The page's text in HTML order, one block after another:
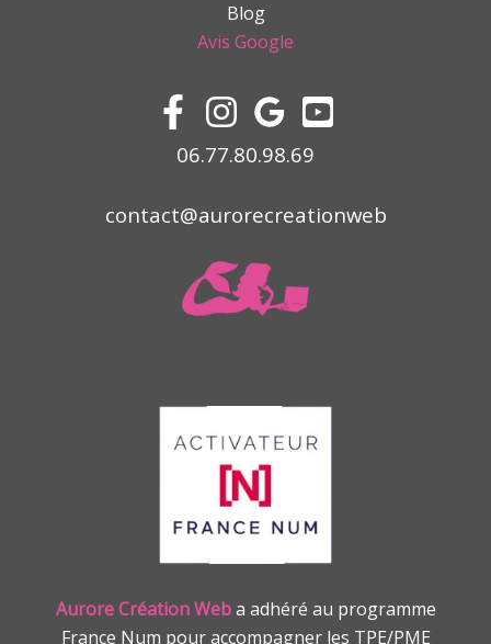
Blog
Avis Google
06.77.80.98.69
contact@aurorecreationweb
Aurore Création Weba adhéré au programme
France Num pour accompagner les TPE/PME